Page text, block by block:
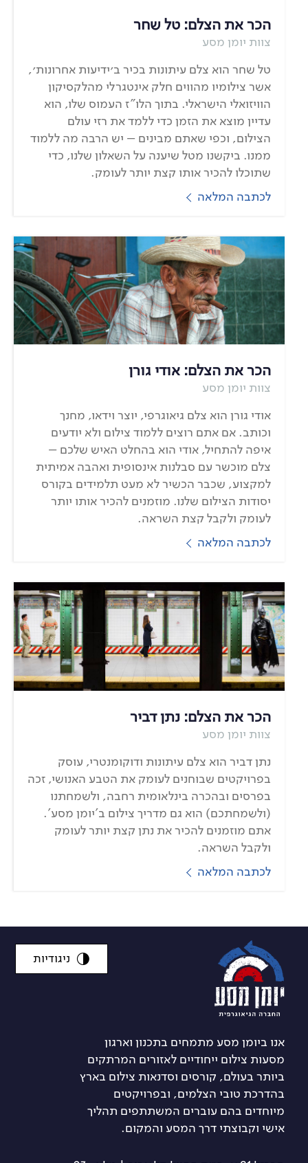
הכר את הצלם: טל שחר
צוות יומן מסע
טל שחר הוא צלם עיתונות בכיר ב׳ידיעות אחרונות׳,
אשר צילומיו מהווים חלק אינטגרלי מהלקסיקון
הוויזואלי הישראלי. בתוך הלו”ז העמוס שלו, הוא
עדיין מוצא את הזמן כדי ללמד את רזי עולם
הצילום, וכפי שאתם מבינים – יש הרבה מה ללמוד
ממנו. ביקשנו מטל שיענה על השאלון שלנו, כדי
שתוכלו להכיר אותו קצת יותר לעומק.
לכתבה המלאה
הכר את הצלם: אודי גורן
צוות יומן מסע
אודי גורן הוא צלם גיאוגרפי, יוצר וידאו, מחנך
וכותב. אם אתם רוצים ללמוד צילום ולא יודעים
איפה להתחיל, אודי הוא בהחלט האיש שלכם –
צלם מוכשר עם סבלנות אינסופית ואהבה אמיתית
למקצוע, שכבר הכשיר לא מעט תלמידים בקורס
יסודות הצילום שלנו. מוזמנים להכיר אותו יותר
לעומק ולקבל קצת השראה.
לכתבה המלאה
הכר את הצלם: נתן דביר
צוות יומן מסע
נתן דביר הוא צלם עיתונות ודוקומנטרי, עוסק
בפרויקטים שבוחנים לעומק את הטבע האנושי, זכה
בפרסים ובהכרה בינלאומית רחבה, ולשמחתנו
(ולשמחתכם) הוא גם מדריך צילום ב'יומן מסע'.
אתם מוזמנים להכיר את נתן קצת יותר לעומק
ולקבל השראה.
לכתבה המלאה
אנו ביומן מסע מתמחים בתכנון וארגון
מסעות צילום ייחודיים לאזורים המרתקים
ביותר בעולם, קורסים וסדנאות צילום בארץ
בהדרכת טובי הצלמים, ובפרויקטים
מיוחדים בהם עוברים המשתתפים תהליך
אישי וקבוצתי דרך המסע והמקום.
ניגודיות